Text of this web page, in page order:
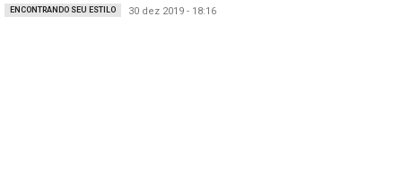
ENCONTRANDO SEU ESTILO 30 dez 2019 - 18:16